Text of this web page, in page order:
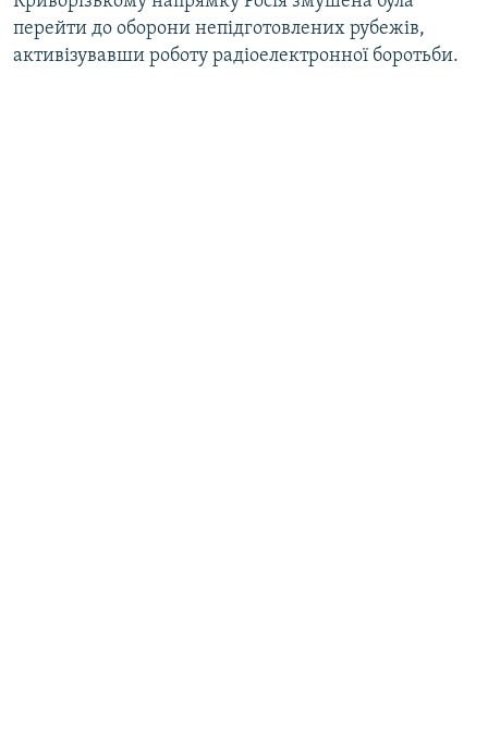
перейти до оборони непідготовлених рубежів,
активізувавши роботу радіоелектронної боротьби.